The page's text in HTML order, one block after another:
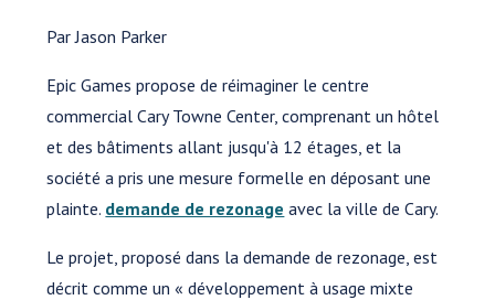
Par Jason Parker
Epic Games propose de réimaginer le centre
commercial Cary Towne Center, comprenant un hôtel
et des bâtiments allant jusqu'à 12 étages, et la
société a pris une mesure formelle en déposant une
plainte. demande de rezonage avec la ville de Cary.
Le projet, proposé dans la demande de rezonage, est
décrit comme un « développement à usage mixte